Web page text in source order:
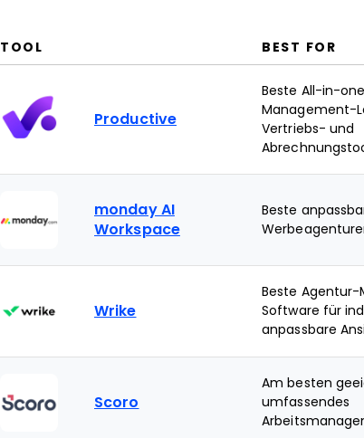
TOOL BEST FOR
Productive
Beste All-in-
Management-
Vertriebs- und
monday AI
Workspace
Beste
Wrike
Beste
Software für
anpassbare
Scoro
Am besten
umfassendes